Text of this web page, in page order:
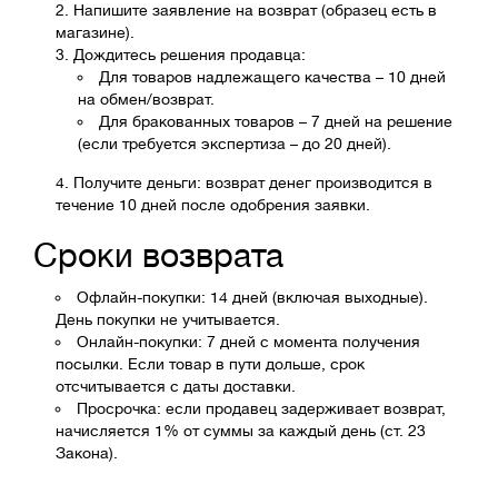
Напишите заявление на возврат (образец есть в
магазине).
Дождитесь решения продавца:
Для товаров надлежащего качества – 10 дней
на обмен/возврат.
Для бракованных товаров – 7 дней на решение
(если требуется экспертиза – до 20 дней).
Получите деньги: возврат денег производится в
течение 10 дней после одобрения заявки.
Сроки возврата
Офлайн-покупки: 14 дней (включая выходные).
День покупки не учитывается.
Онлайн-покупки: 7 дней с момента получения
посылки. Если товар в пути дольше, срок
отсчитывается с даты доставки.
Просрочка: если продавец задерживает возврат,
начисляется 1% от суммы за каждый день (ст. 23
Закона).